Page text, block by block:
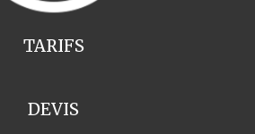
TARIFS
DEVIS